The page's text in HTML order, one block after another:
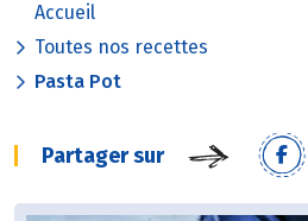
Accueil
Toutes nos recettes
Pasta Pot
Partager sur